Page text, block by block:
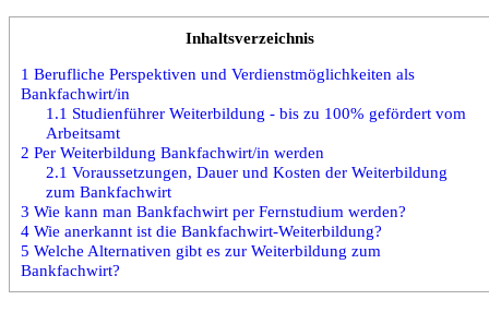
Inhaltsverzeichnis
1 Berufliche Perspektiven und Verdienstmöglichkeiten als
Bankfachwirt/in
1.1 Studienführer Weiterbildung - bis zu 100% gefördert vom
Arbeitsamt
2 Per Weiterbildung Bankfachwirt/in werden
2.1 Voraussetzungen, Dauer und Kosten der Weiterbildung
zum Bankfachwirt
3 Wie kann man Bankfachwirt per Fernstudium werden?
4 Wie anerkannt ist die Bankfachwirt-Weiterbildung?
5 Welche Alternativen gibt es zur Weiterbildung zum
Bankfachwirt?